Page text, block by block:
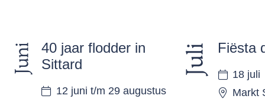
40 jaar flodder in
Sittard
12 juni t/m 29 augustus
Fiësta
18 juli
Markt